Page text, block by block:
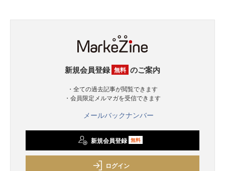
新規会員登録 無料 のご案内
・全ての過去記事が閲覧できます
・会員限定メルマガを受信できます
メールバックナンバー
新規会員登録 無料
ログイン